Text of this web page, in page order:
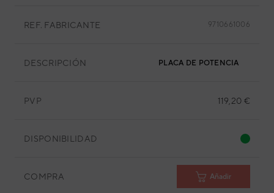
REF. FABRICANTE 9710661006
DESCRIPCIÓN PLACA DE POTENCIA
PVP 119,20 €
DISPONIBILIDAD
COMPRA Añadir